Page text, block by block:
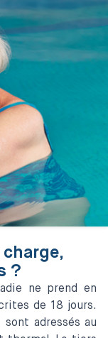
?
ne prend en
de 18 jours.
adressés au